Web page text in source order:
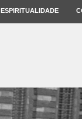
ESPIRITUALIDADE